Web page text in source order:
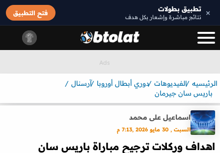
× تطبيق بطولات
نتائج مباشرة وإشعار بكل هدف
فتح التطبيق
الرئيسيه الفيديوهات دوري أبطال أوروبا
آرسنال
باريس سان جيرمان
اسماعيل على محمد
السبت , 30 مايو 2026 ,7:13 م
اهداف وركلات ترجيح مباراة باريس سان